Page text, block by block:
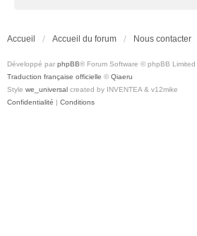
Accueil Accueil du forum Nous contacter
Développé par phpBB® Forum Software © phpBB Limited
Traduction française officielle © Qiaeru
Style we_universal created by INVENTEA & v12mike
Confidentialité | Conditions